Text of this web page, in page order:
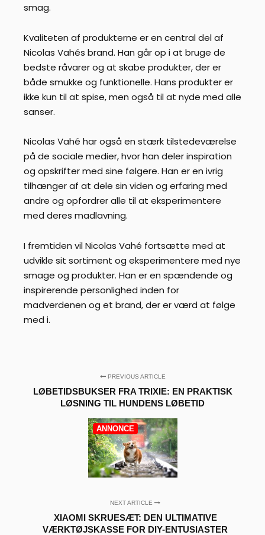
smag.
Kvaliteten af produkterne er en central del af
Nicolas Vahés brand. Han går op i at bruge de
bedste råvarer og at skabe produkter, der er
både smukke og funktionelle. Hans produkter er
ikke kun til at spise, men også til at nyde med alle
sanser.
Nicolas Vahé har også en stærk tilstedeværelse
på de sociale medier, hvor han deler inspiration
og opskrifter med sine følgere. Han er en ivrig
tilhænger af at dele sin viden og erfaring med
andre og opfordrer alle til at eksperimentere
med deres madlavning.
I fremtiden vil Nicolas Vahé fortsætte med at
udvikle sit sortiment og eksperimentere med nye
smage og produkter. Han er en spændende og
inspirerende personlighed inden for
madverdenen og et brand, der er værd at følge
med i.
PREVIOUS ARTICLE
LØBETIDSBUKSER FRA TRIXIE: EN PRAKTISK
LØSNING TIL HUNDENS LØBETID
ANNONCE
NEXT ARTICLE
XIAOMI SKRUESÆT: DEN ULTIMATIVE
VÆRKTØJSKASSE FOR DIY-ENTUSIASTER